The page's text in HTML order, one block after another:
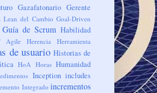
Gazafatonario Gerente
Lean del Cambio Goal-Driven
Guía de Scrum Habilidad
Agile Herencia Herramienta
de usuario Historias de
HoA Horas Humanidad
Inception includes
Integrado incrementos